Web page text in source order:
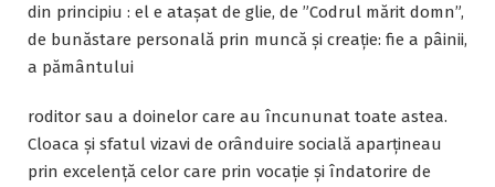
din principiu : el e atașat de glie, de ”Codrul mărit domn”,
de bunăstare personală prin muncă și creație: fie a pâinii,
a pământului
roditor sau a doinelor care au încununat toate astea.
Cloaca și sfatul vizavi de orânduire socială aparțineau
prin excelență celor care prin vocație și îndatorire de